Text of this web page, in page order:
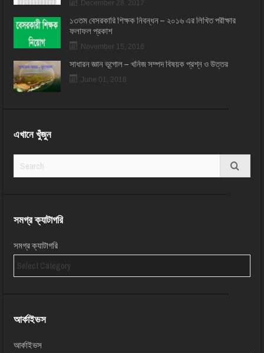
December 28, 2017
১৩তম বেসরকারি শিক্ষক নিবন্ধন – ২০১৬ এর লিখিত পরীক্ষার
ফলাফল প্রকাশ
November 15, 2016
সাধারন জ্ঞান ভূগোল – খনিজ সম্পদ বিষয়ক প্রশ্ন ও উত্তর
June 01, 2018
এখানে খুঁজুন
সমগ্র ক্যাটাগরি
সমগ্র ক্যাটাগরি
আর্কাইভস
আর্কাইভস